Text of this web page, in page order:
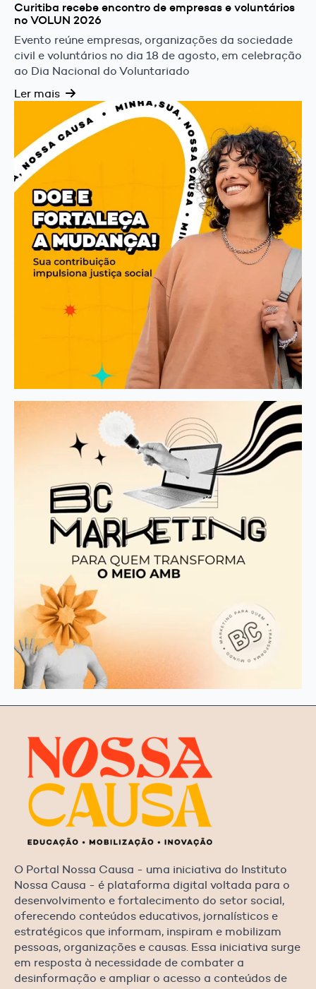
Curitiba recebe encontro de empresas e voluntários
no VOLUN 2026
Evento reúne empresas, organizações da sociedade
civil e voluntários no dia 18 de agosto, em celebração
ao Dia Nacional do Voluntariado
Ler mais
O Portal Nossa Causa - uma iniciativa do Instituto
Nossa Causa - é plataforma digital voltada para o
desenvolvimento e fortalecimento do setor social,
oferecendo conteúdos educativos, jornalísticos e
estratégicos que informam, inspiram e mobilizam
pessoas, organizações e causas. Essa iniciativa surge
em resposta à necessidade de combater a
desinformação e ampliar o acesso a conteúdos de